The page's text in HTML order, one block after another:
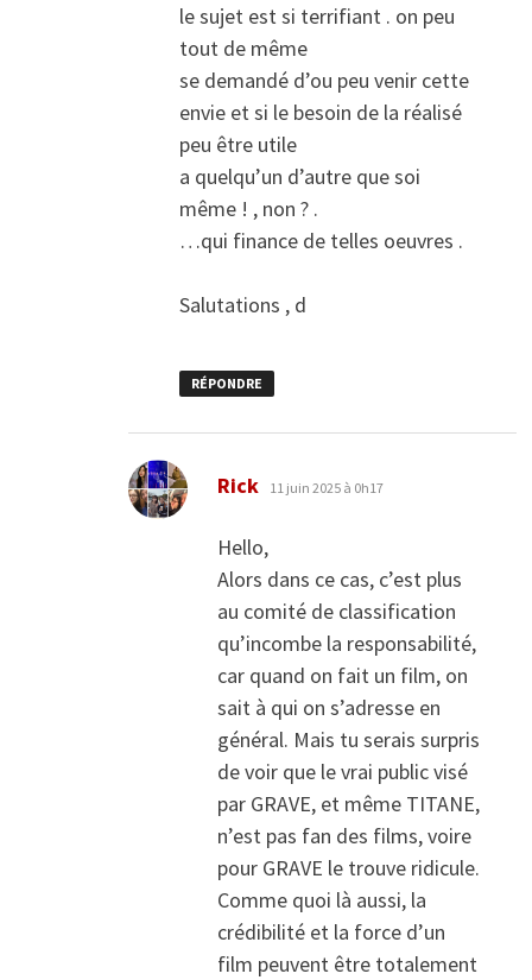
le sujet est si terrifiant . on peu
tout de même
se demandé d’ou peu venir cette
envie et si le besoin de la réalisé
peu être utile
a quelqu’un d’autre que soi
même ! , non ? .
…qui finance de telles oeuvres .
Salutations , d
RÉPONDRE
Rick dit :
11 juin 2025 à 0h17
Hello,
Alors dans ce cas, c’est plus
au comité de classification
qu’incombe la responsabilité,
car quand on fait un film, on
sait à qui on s’adresse en
général. Mais tu serais surpris
de voir que le vrai public visé
par GRAVE, et même TITANE,
n’est pas fan des films, voire
pour GRAVE le trouve ridicule.
Comme quoi là aussi, la
crédibilité et la force d’un
film peuvent être totalement